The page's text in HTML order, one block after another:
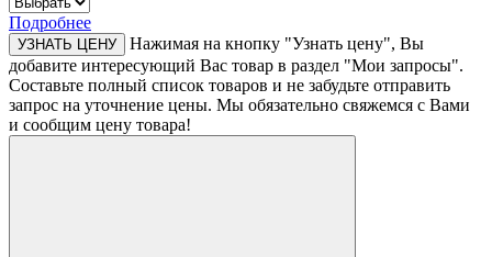
Подробнее
УЗНАТЬ ЦЕНУ
Нажимая на кнопку "Узнать цену", Вы
добавите интересующий Вас товар в раздел "Мои запросы".
Составьте полный список товаров и не забудьте отправить
запрос на уточнение цены. Мы обязательно свяжемся с Вами
и сообщим цену товара!